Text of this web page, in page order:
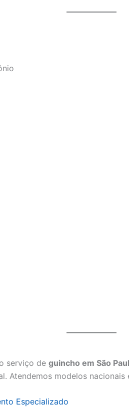
serviço de guincho em São
Atendemos modelos
Especializado